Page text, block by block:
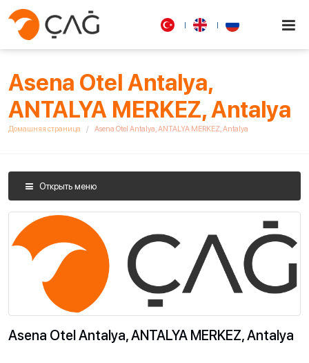
Asena Otel Antalya,
ANTALYA MERKEZ, Antalya
Домашняя страница Asena Otel Antalya, ANTALYA MERKEZ, Antalya
Открыть меню
Asena Otel Antalya, ANTALYA MERKEZ, Antalya